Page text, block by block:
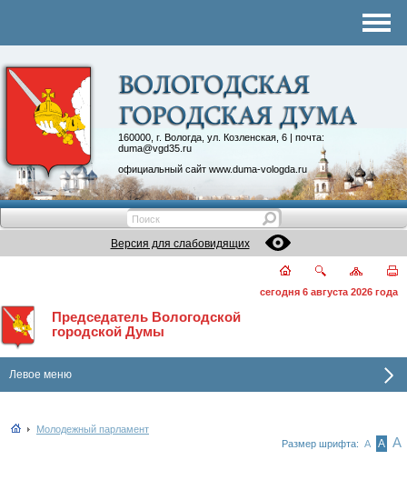
160000, г. Вологда, ул. Козленская, 6 | почта:
duma@vgd35.ru
официальный сайт www.duma-vologda.ru
Контакты
Депутатские объединения
Версия для слабовидящих
сегодня 6 августа 2026 года
Председатель Вологодской
городской Думы
Левое меню
Молодежный парламент
Размер шрифта: А А А